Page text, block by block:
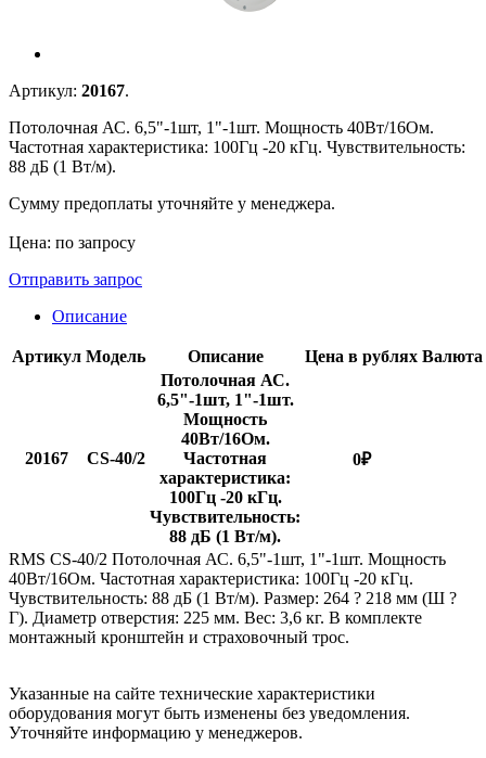
Артикул: 20167.
Потолочная АС. 6,5"-1шт, 1"-1шт. Мощность 40Вт/16Ом.
Частотная характеристика: 100Гц -20 кГц. Чувствительность:
88 дБ (1 Вт/м).
Сумму предоплаты уточняйте у менеджера.
Цена: по запросу
Отправить запрос
Описание
Артикул Модель Описание Цена в рублях Валюта
20167 CS-40/2
Потолочная АС.
6,5"-1шт, 1"-1шт.
Мощность
40Вт/16Ом.
Частотная
характеристика:
100Гц -20 кГц.
Чувствительность:
88 дБ (1 Вт/м).
0₽
RMS CS-40/2 Потолочная АС. 6,5"-1шт, 1"-1шт. Мощность
40Вт/16Ом. Частотная характеристика: 100Гц -20 кГц.
Чувствительность: 88 дБ (1 Вт/м). Размер: 264 ? 218 мм (Ш ?
Г). Диаметр отверстия: 225 мм. Вес: 3,6 кг. В комплекте
монтажный кронштейн и страховочный трос.
Указанные на сайте технические характеристики
оборудования могут быть изменены без уведомления.
Уточняйте информацию у менеджеров.